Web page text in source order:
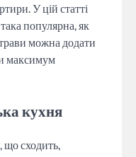
У цій статті
популярна, як
можна додати
максимум
кухня
сходить,